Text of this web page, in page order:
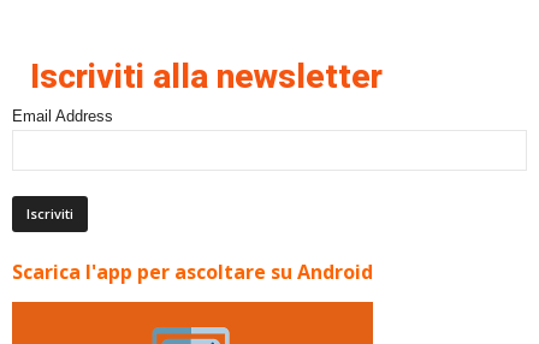
Iscriviti alla newsletter
Email Address
Scarica l'app per ascoltare su Android